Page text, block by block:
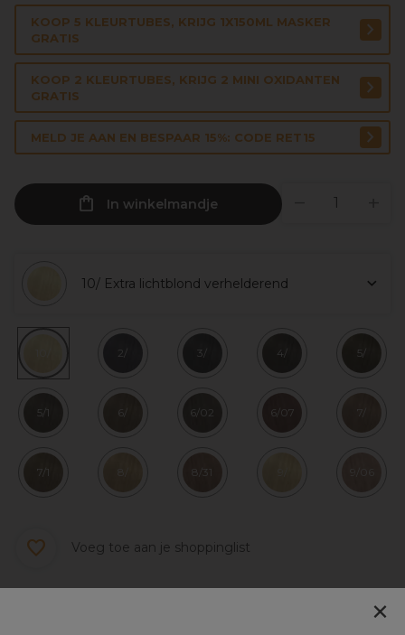
KOOP 5 KLEURTUBES, KRIJG 1X150ML MASKER
GRATIS
KOOP 2 KLEURTUBES, KRIJG 2 MINI OXIDANTEN
GRATIS
MELD JE AAN EN BESPAAR 15%: CODE RET15
In winkelmandje
10/ Extra lichtblond verhelderend
2/ 3/ 4/ 5/
5/1 6/ 6/02 6/07 7/
7/1 8/31
Voeg toe aan je shoppinglist
×